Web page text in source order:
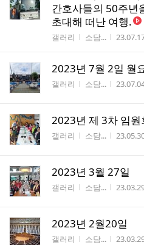
간호사들의 50주년
초대해 떠난 여행.
게시판명
갤러리 작성자
소담... 작성시
2023년 7월 2일 월
게시판명
갤러리 작성자
소담... 작성시
2023년 제 3차 임원
게시판명
갤러리 작성자
소담... 작성시
2023년 3월 27일
게시판명
갤러리 작성자
소담... 작성시
2023년 2월20일
게시판명
갤러리 작성자
소담... 작성시